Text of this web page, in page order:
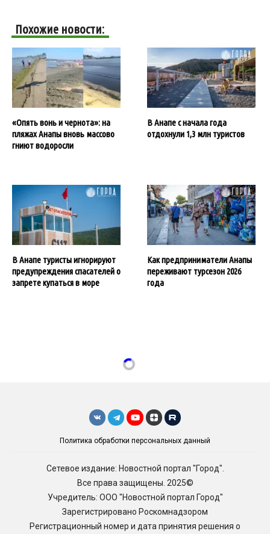
Похожие новости:
«Опять вонь и чернота»: на
пляжах Анапы вновь массово
гниют водоросли
В Анапе с начала года
отдохнули 1,3 млн туристов
В Анапе туристы игнорируют
предупреждения спасателей о
запрете купаться в море
Как предприниматели Анапы
переживают турсезон 2026
года
Политика обработки персональных данный
Сетевое издание: Новостной портал "Город".
Все права защищены. 2025©
Учредитель: ООО "Новостной портал Город"
Зарегистрировано Роскомнадзором
Регистрационный номер и дата принятия решения о